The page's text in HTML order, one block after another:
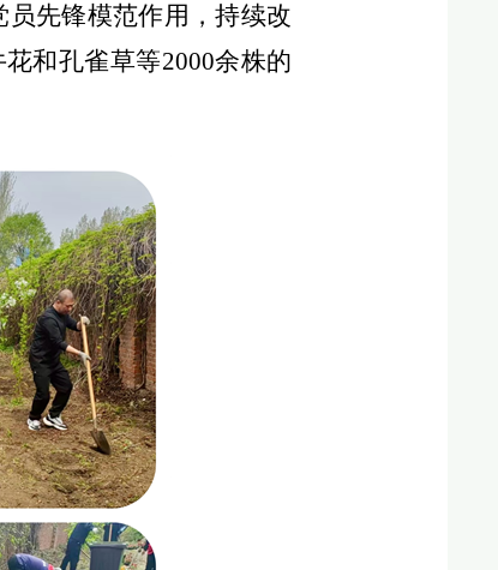
先锋模范作用，持续改
和孔雀草等2000余株的